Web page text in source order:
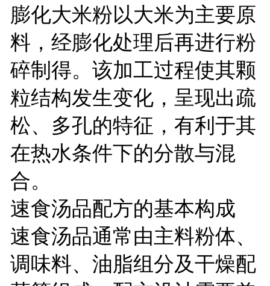
膨化大米粉以大米为主要原
料，经膨化处理后再进行粉
碎制得。该加工过程使其颗
粒结构发生变化，呈现出疏
松、多孔的特征，有利于其
在热水条件下的分散与混
合。
速食汤品配方的基本构成
速食汤品通常由主料粉体、
调味料、油脂组分及干燥配